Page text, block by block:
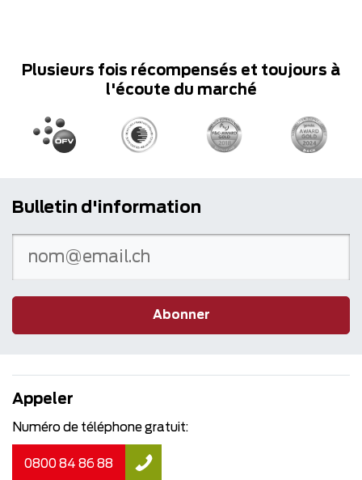
Plusieurs fois récompensés et toujours à
l'écoute du marché
Bulletin d'information
Abonner
Appeler
Numéro de téléphone gratuit:
0800 84 86 88